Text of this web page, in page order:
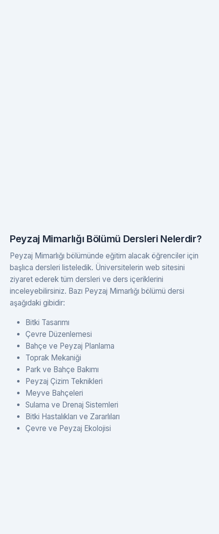
Peyzaj Mimarlığı Bölümü Dersleri Nelerdir?
Peyzaj Mimarlığı bölümünde eğitim alacak öğrenciler için
başlıca dersleri listeledik. Üniversitelerin web sitesini
ziyaret ederek tüm dersleri ve ders içeriklerini
inceleyebilirsiniz. Bazı Peyzaj Mimarlığı bölümü dersi
aşağıdaki gibidir:
Bitki Tasarımı
Çevre Düzenlemesi
Bahçe ve Peyzaj Planlama
Toprak Mekaniği
Park ve Bahçe Bakımı
Peyzaj Çizim Teknikleri
Meyve Bahçeleri
Sulama ve Drenaj Sistemleri
Bitki Hastalıkları ve Zararlıları
Çevre ve Peyzaj Ekolojisi